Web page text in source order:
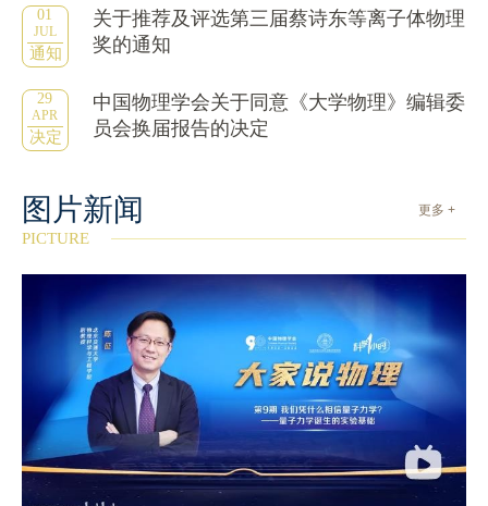
01
JUL
通知
关于推荐及评选第三届蔡诗东等离子体物理
奖的通知
29
APR
决定
中国物理学会关于同意《大学物理》编辑委
员会换届报告的决定
更多 +
图片新闻
PICTURE